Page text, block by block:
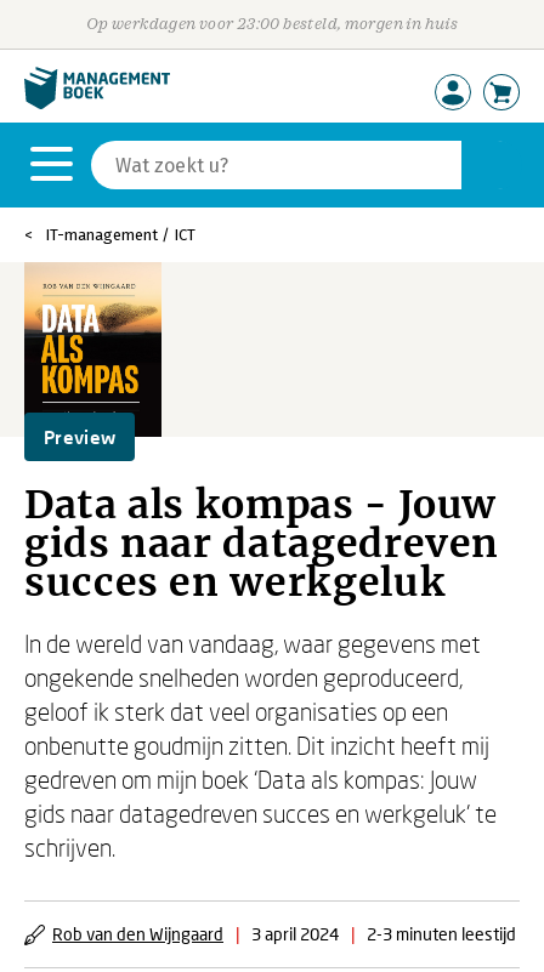
Op werkdagen voor 23:00 besteld, morgen in huis
IT-management / ICT
Preview
Data als kompas - Jouw
gids naar datagedreven
succes en werkgeluk
In de wereld van vandaag, waar gegevens met
ongekende snelheden worden geproduceerd,
geloof ik sterk dat veel organisaties op een
onbenutte goudmijn zitten. Dit inzicht heeft mij
gedreven om mijn boek ‘Data als kompas: Jouw
gids naar datagedreven succes en werkgeluk’ te
schrijven.
Rob van den Wijngaard | 3 april 2024 | 2-3 minuten leestijd